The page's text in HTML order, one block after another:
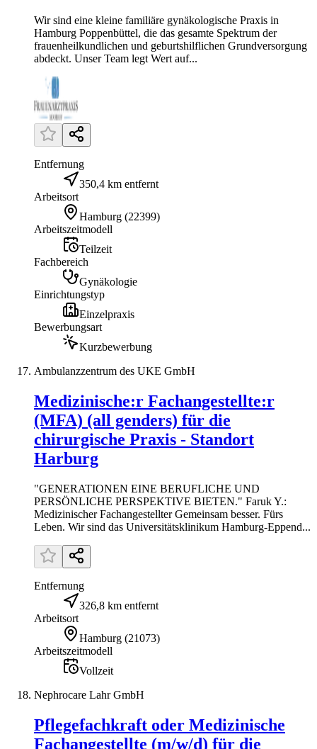
Wir sind eine kleine familiäre gynäkologische Praxis in
Hamburg Poppenbüttel, die das gesamte Spektrum der
frauenheilkundlichen und geburtshilflichen Grundversorgung
abdeckt. Unser Team legt Wert auf...
Entfernung
350,4 km entfernt
Arbeitsort
Hamburg (22399)
Arbeitszeitmodell
Teilzeit
Fachbereich
Gynäkologie
Einrichtungstyp
Einzelpraxis
Bewerbungsart
Kurzbewerbung
Ambulanzzentrum des UKE GmbH
Medizinische:r Fachangestellte:r
(MFA) (all genders) für die
chirurgische Praxis - Standort
Harburg
"GENERATIONEN EINE BERUFLICHE UND
PERSÖNLICHE PERSPEKTIVE BIETEN." Faruk Y.:
Medizinischer Fachangestellter Gemeinsam besser. Fürs
Leben. Wir sind das Universitätsklinikum Hamburg-Eppend...
Entfernung
326,8 km entfernt
Arbeitsort
Hamburg (21073)
Arbeitszeitmodell
Vollzeit
Nephrocare Lahr GmbH
Pflegefachkraft oder Medizinische
Fachangestellte (m/w/d) für die